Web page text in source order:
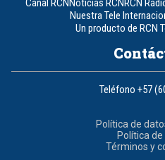
Canal RCNNoticias RCNRCN
Nuestra Tele
Un producto de RCN
Teléfono +57
Política de
Política
Términos y